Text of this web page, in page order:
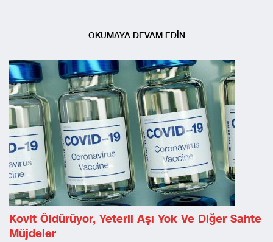
OKUMAYA DEVAM EDİN
Kovit Öldürüyor, Yeterli Aşı Yok Ve Diğer Sahte
Müjdeler